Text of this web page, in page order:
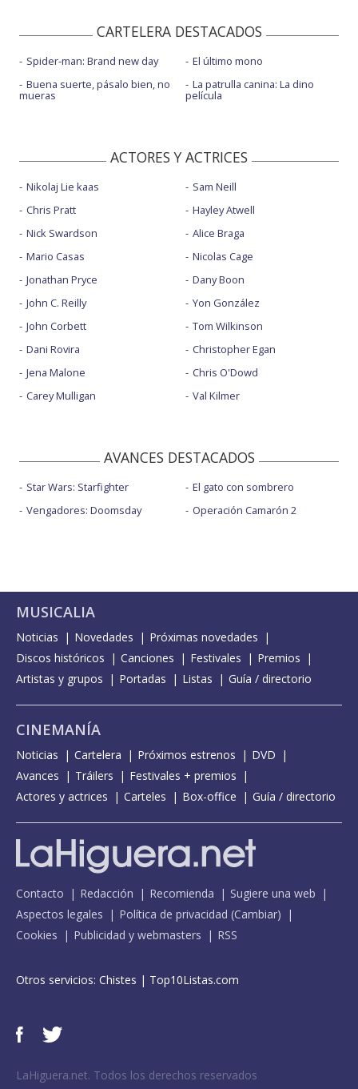
CARTELERA DESTACADOS
Spider-man: Brand new day
Buena suerte, pásalo bien, no
mueras
El último mono
La patrulla canina: La dino
película
ACTORES Y ACTRICES
Nikolaj Lie kaas
Chris Pratt
Nick Swardson
Mario Casas
Jonathan Pryce
John C. Reilly
John Corbett
Dani Rovira
Jena Malone
Carey Mulligan
Sam Neill
Hayley Atwell
Alice Braga
Nicolas Cage
Dany Boon
Yon González
Tom Wilkinson
Christopher Egan
Chris O'Dowd
Val Kilmer
AVANCES DESTACADOS
Star Wars: Starfighter
Vengadores: Doomsday
El gato con sombrero
Operación Camarón 2
MUSICALIA
Noticias Novedades
Próximas novedades
Discos históricos
Canciones Festivales
Premios
Artistas y grupos
Portadas Listas Guía / directorio
CINEMANÍA
Noticias Cartelera Próximos estrenos
DVD
Avances
Tráilers
Festivales + premios
Actores y actrices
Carteles Box-office Guía / directorio
Contacto Redacción Recomienda
Sugiere una web
Aspectos legales
Política de privacidad (Cambiar)
Cookies
Publicidad y webmasters RSS
Otros servicios: Chistes | Top10Listas.com
LaHiguera.net. Todos los derechos reservados